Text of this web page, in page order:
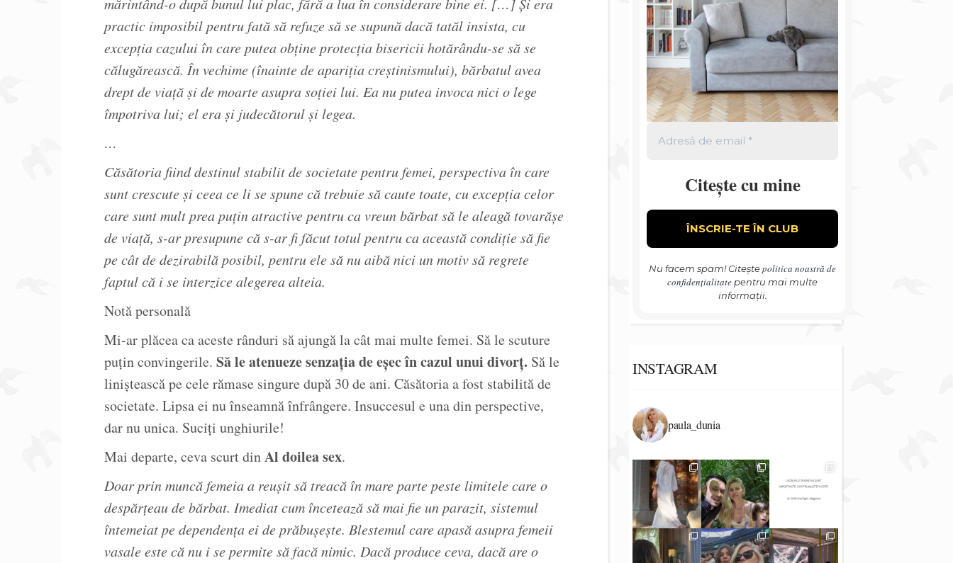
practic imposibil pentru fată să refuze să se supună dacă tatăl insista, cu
excepția cazului în care putea obține protecția bisericii hotărându-se să se
călugărească. În vechime (înainte de apariția creștinismului), bărbatul avea
drept de viață și de moarte asupra soției lui. Ea nu putea invoca nici o lege
împotriva lui; el era și judecătorul și legea.
…
Căsătoria fiind destinul stabilit de societate pentru femei, perspectiva în care
sunt crescute și ceea ce li se spune că trebuie să caute toate, cu excepția celor
care sunt mult prea puțin atractive pentru ca vreun bărbat să le aleagă tovarășe
de viață, s-ar presupune că s-ar fi făcut totul pentru ca această condiție să fie
pe cât de dezirabilă posibil, pentru ele să nu aibă nici un motiv să regrete
faptul că i se interzice alegerea alteia.
Notă personală
Mi-ar plăcea ca aceste rânduri să ajungă la cât mai multe femei. Să le scuture
puțin convingerile. Să le atenueze senzația de eșec în cazul unui divorț. Să le
liniștească pe cele rămase singure după 30 de ani. Căsătoria a fost stabilită de
societate. Lipsa ei nu înseamnă înfrângere. Insuccesul e una din perspective,
dar nu unica. Suciți unghiurile!
Mai departe, ceva scurt dinAl doilea sex.
Doar prin muncă femeia a reușit să treacă în mare parte peste limitele care o
despărțeau de bărbat. Imediat cum încetează să mai fie un parazit, sistemul
întemeiat pe dependența ei de prăbușește. Blestemul care apasă asupra femeii
vasale este că nu i se permite să facă nimic. Dacă produce ceva, dacă are o
Citește cu mine
Nu facem spam! Citeștepolitica noastră de
confidențialitate pentru mai multe
informații.
INSTAGRAM
paula_dunia